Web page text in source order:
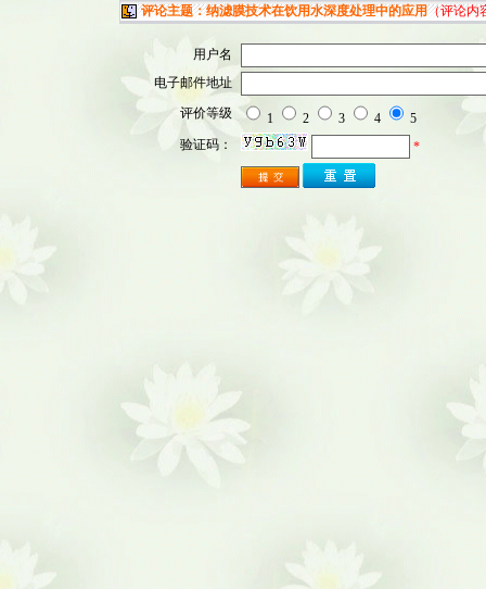
评论主题：纳滤膜技术在饮用水深度处理中的应用（评论内
用户名
电子邮件地址
评价等级
1 2 3 4
5
验证码：
*